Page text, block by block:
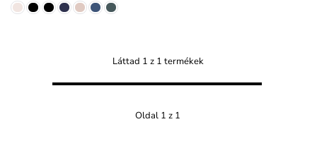
Láttad 1 z 1 termékek
Oldal 1 z 1